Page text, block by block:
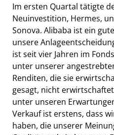
Im ersten Quartal tätigte
Neuinvestition, Hermes,
Sonova. Alibaba ist ein
unsere
ist seit vier Jahren im
unter unserer
Renditen, die sie
gesagt, nicht
unter unseren
Verkauf ist erstens, dass
haben, die unserer